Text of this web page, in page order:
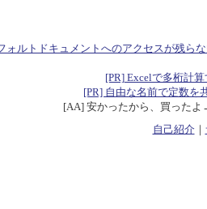
ォルトドキュメントへのアクセスが残らな
[PR] Excelで多桁計
[PR] 自由な名前で定数を
[AA] 安かったから、買ったよ
自己紹介｜